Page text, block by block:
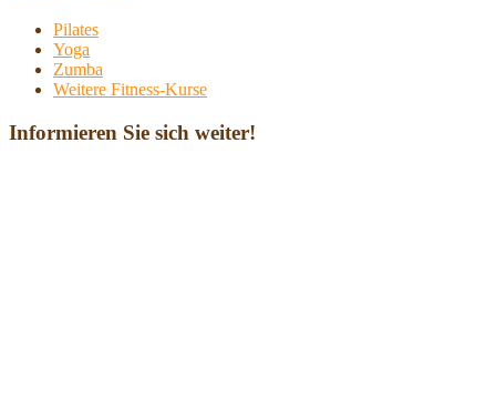
Pilates
Yoga
Zumba
Weitere Fitness-Kurse
Informieren Sie sich weiter!